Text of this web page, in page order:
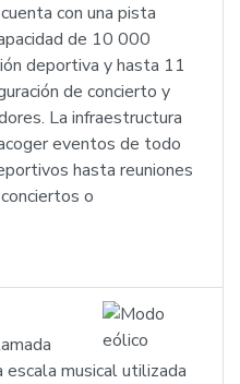
con una pista
de 10 000
deportiva y hasta 11
de concierto y
La infraestructura
eventos de todo
hasta reuniones
o
escala musical utilizada